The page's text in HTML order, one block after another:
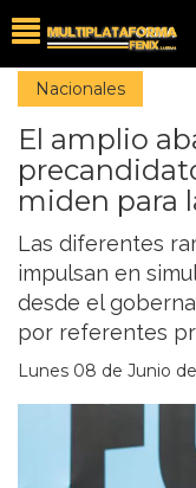
Nacionales
El amplio
miden para
Las diferentes
impulsan en
desde el
por referentes
Lunes 08 de Junio